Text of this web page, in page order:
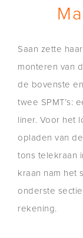
Saan zette
monteren van
de bovenste
twee SPMT’s:
liner. Voor het
opladen van
tons telekraan
kraan nam het
onderste
rekening.